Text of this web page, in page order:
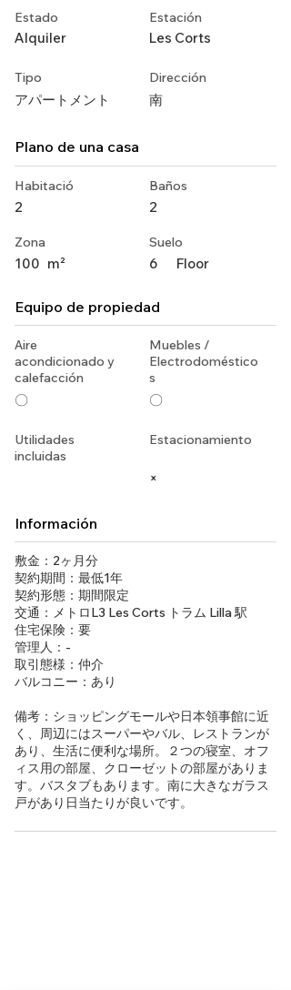
Estado
Alquiler
Estación
Les Corts
Tipo
アパートメント
Dirección
南
Plano de una casa
Habitació
2
Zona
100 m²
Baños
2
Suelo
6 Floor
Equipo de propiedad
Aire
acondicionado y
calefacción
〇
Muebles /
Electrodoméstico
s
〇
Utilidades
incluidas
Estacionamiento
×
Información
敷金：2ヶ月分
契約期間：最低1年
契約形態：期間限定
交通：メトロL3 Les Corts トラム Lilla 駅
住宅保険：要
管理人：-
取引態様：仲介
バルコニー：あり
備考：ショッピングモールや日本領事館に近
く、周辺にはスーパーやバル、レストランが
あり、生活に便利な場所。２つの寝室、オフ
ィス用の部屋、クローゼットの部屋がありま
す。バスタブもあります。南に大きなガラス
戸があり日当たりが良いです。